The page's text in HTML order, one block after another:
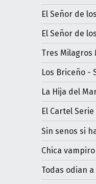
El Señor de
El Señor de
Tres Milagros
Los Briceño -
La Hija del
El Cartel
Sin senos si
Chica
Todas odian